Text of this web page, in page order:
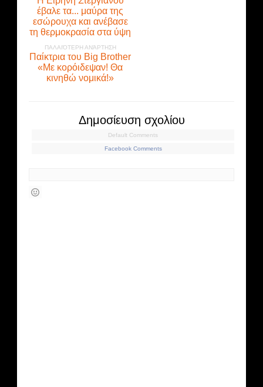
έβαλε τα... μαύρα της
εσώρουχα και ανέβασε
τη θερμοκρασία στα ύψη
ΠΑΛΑΙΌΤΕΡΗ ΑΝΆΡΤΗΣΗ
Παίκτρια του Big Brother
«Με κορόιδεψαν! Θα
κινηθώ νομικά!»
Δημοσίευση σχολίου
Default Comments
Facebook Comments